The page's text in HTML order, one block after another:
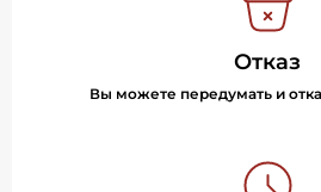
Отказ
Вы можете передумать и